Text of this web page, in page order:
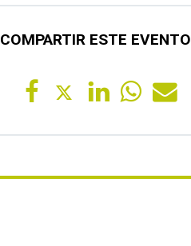
COMPARTIR ESTE EVENTO